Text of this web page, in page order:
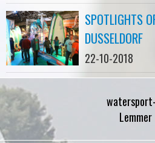
SPOTLIGHTS
DUSSELDORF
22-10-2018
Lemmer